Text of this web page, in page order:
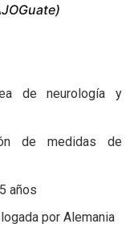
de neurología y
de medidas de
años
por Alemania